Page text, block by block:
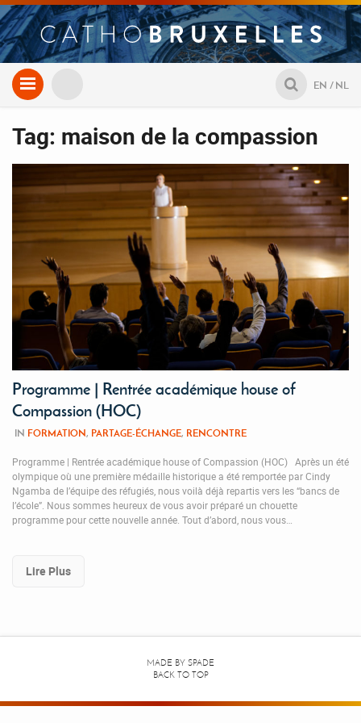
Aller
au
NL
EN
Tag: maison de la compassion
Programme | Rentrée académique house of
Compassion (HOC)
IN FORMATION, PARTAGE-ÉCHANGE, RENCONTRE
Programme | Rentrée académique house of Compassion (HOC) Après un été
olympique où une première médaille historique a été remportée par Cindy
Ngamba de l’équipe des réfugiés, nous voilà déjà repartis vers les “bancs de
l’école”. Nous sommes heureux de vous avoir préparé un chouette
programme pour cette nouvelle année. Tout d’abord, nous vous…
Lire Plus
MADE BY SPADE
BACK TO TOP